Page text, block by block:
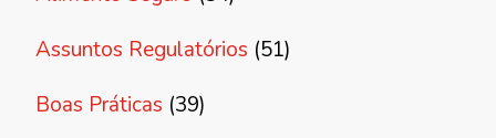
Assuntos Regulatórios (51)
Boas Práticas (39)